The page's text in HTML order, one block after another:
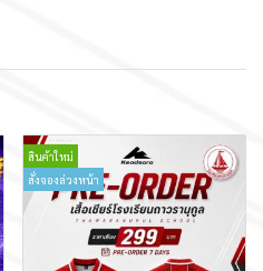
สินค้าใหม่
สั่งจองล่วงหน้า